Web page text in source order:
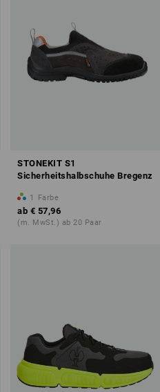
STONEKIT S1
Sicherheitshalbschuhe Bregenz
1 Farbe
ab € 57,96
(m. MwSt.) ab 20 Paar